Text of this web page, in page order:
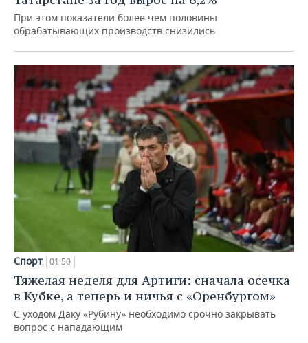
При этом показатели более чем половины
обрабатывающих производств снизились
Спорт 01:50
Тяжелая неделя для Артиги: сначала осечка
в Кубке, а теперь и ничья с «Оренбургом»
С уходом Даку «Рубину» необходимо срочно закрывать
вопрос с нападающим